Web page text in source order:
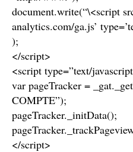
document.write(“\<script
analytics.com/ga.js’
);
</script>
<script type=”text/
var pageTracker =
COMPTE”);
pageTracker._initData();
</script>